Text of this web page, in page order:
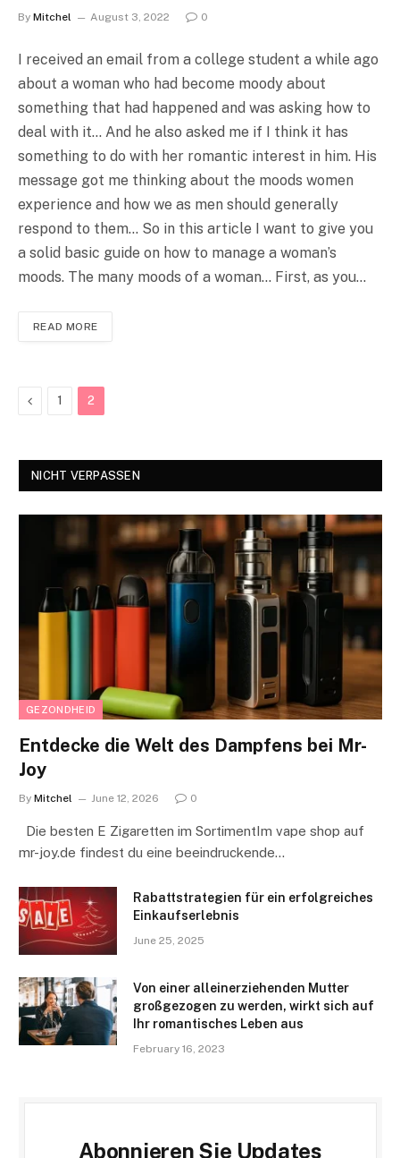
By Mitchel August 3, 2022 0
I received an email from a college student a while ago
about a woman who had become moody about
something that had happened and was asking how to
deal with it… And he also asked me if I think it has
something to do with her romantic interest in him. His
message got me thinking about the moods women
experience and how we as men should generally
respond to them… So in this article I want to give you
a solid basic guide on how to manage a woman’s
moods. The many moods of a woman… First, as you…
READ MORE
Previous
1 2
NICHT VERPASSEN
GEZONDHEID
Entdecke die Welt des Dampfens bei Mr-
Joy
By Mitchel June 12, 2026 0
Die besten E Zigaretten im SortimentIm vape shop auf
mr-joy.de findest du eine beeindruckende…
Rabattstrategien für ein erfolgreiches
Einkaufserlebnis
June 25, 2025
Von einer alleinerziehenden Mutter
großgezogen zu werden, wirkt sich auf
Ihr romantisches Leben aus
February 16, 2023
Abonnieren Sie Updates